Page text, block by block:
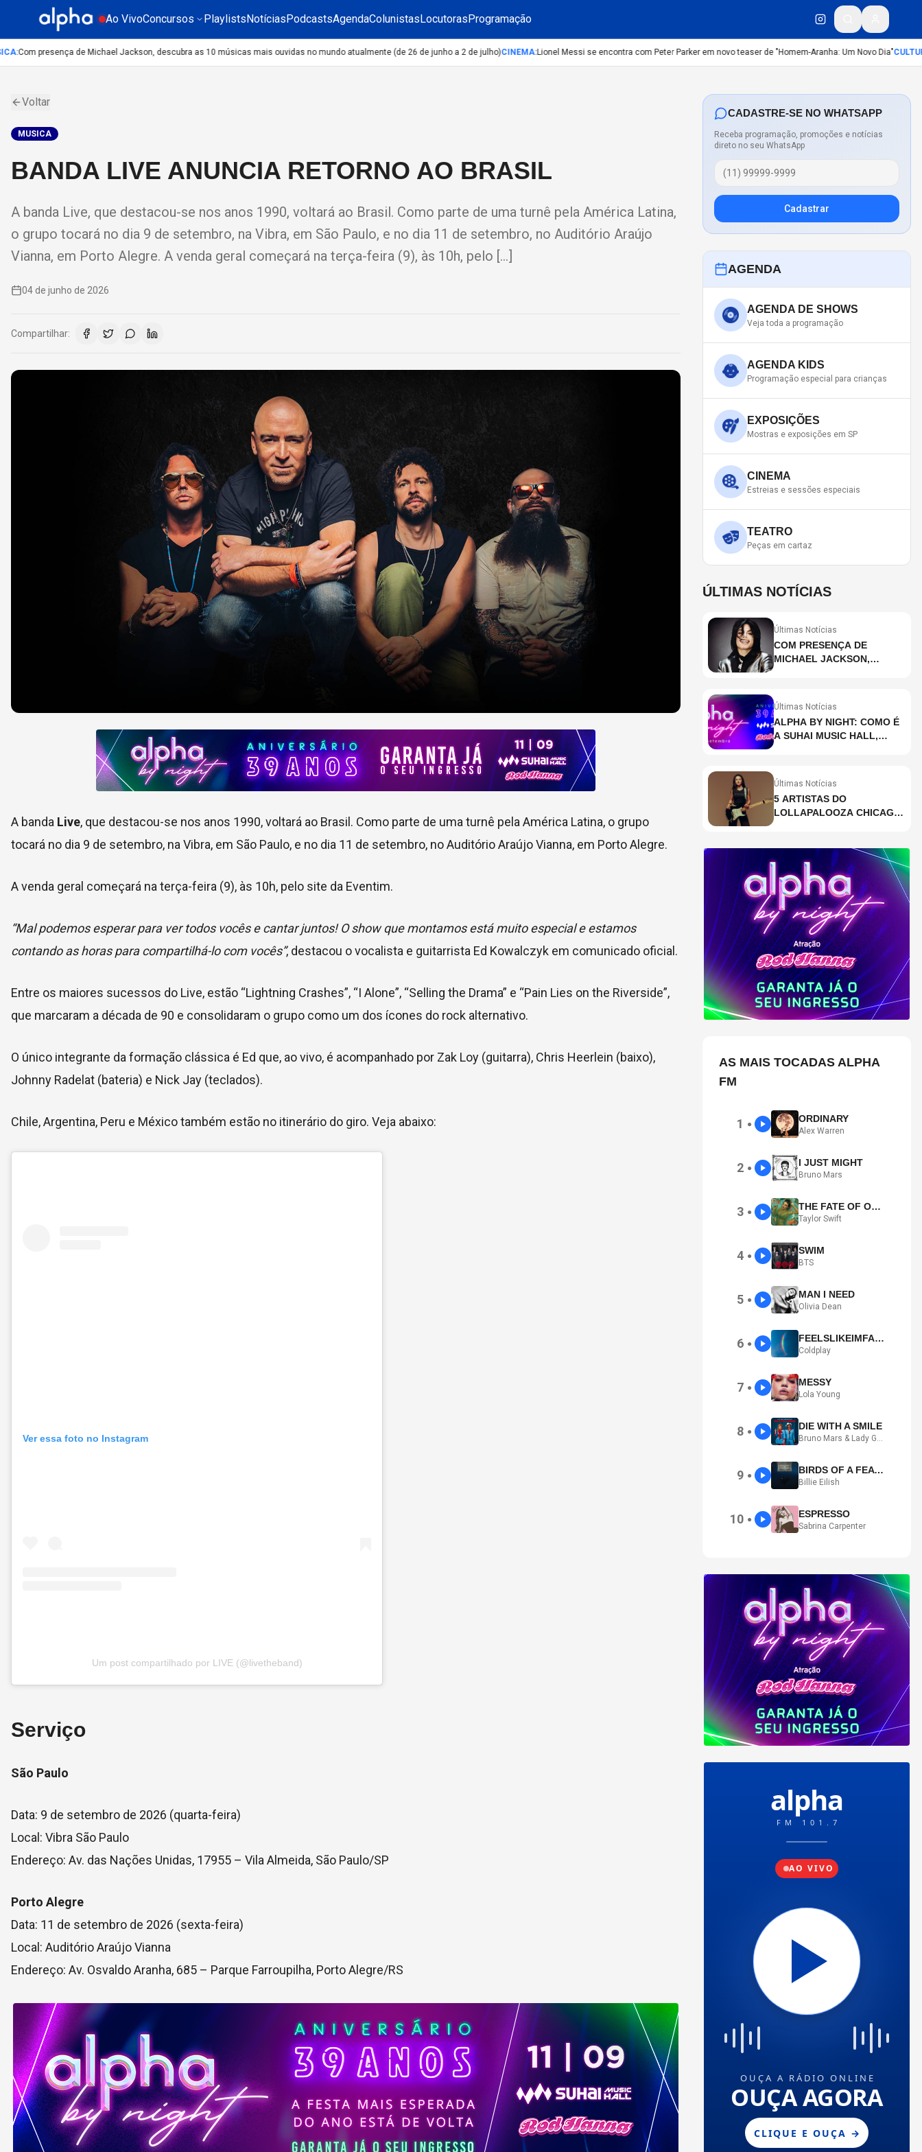
Ao VivoConcursos PlaylistsNotíciasPodcastsAgendaColunistasLocutorasProgramação
:Com presença de Michael Jackson, descubra as 10 músicas mais ouvidas no mundo atualmente (de 26 de junho a 2 de julho)CINEMA:Lionel Messi se encontra com Peter Parker em novo teaser de "Homem-Aranha: Um Novo Dia"CULTURA
Voltar
MUSICA
BANDA LIVE ANUNCIA RETORNO AO BRASIL
A banda Live, que destacou-se nos anos 1990, voltará ao Brasil. Como parte de uma turnê pela América Latina,
o grupo tocará no dia 9 de setembro, na Vibra, em São Paulo, e no dia 11 de setembro, no Auditório Araújo
Vianna, em Porto Alegre. A venda geral começará na terça-feira (9), às 10h, pelo […]
04 de junho de 2026
Compartilhar:
A banda Live, que destacou-se nos anos 1990, voltará ao Brasil. Como parte de uma turnê pela América Latina, o grupo
tocará no dia 9 de setembro, na Vibra, em São Paulo, e no dia 11 de setembro, no Auditório Araújo Vianna, em Porto Alegre.
A venda geral começará na terça-feira (9), às 10h, pelo site da Eventim.
“Mal podemos esperar para ver todos vocês e cantar juntos! O show que montamos está muito especial e estamos
contando as horas para compartilhá-lo com vocês”, destacou o vocalista e guitarrista Ed Kowalczyk em comunicado oficial.
Entre os maiores sucessos do Live, estão “Lightning Crashes”, “I Alone”, “Selling the Drama” e “Pain Lies on the Riverside”,
que marcaram a década de 90 e consolidaram o grupo como um dos ícones do rock alternativo.
O único integrante da formação clássica é Ed que, ao vivo, é acompanhado por Zak Loy (guitarra), Chris Heerlein (baixo),
Johnny Radelat (bateria) e Nick Jay (teclados).
Chile, Argentina, Peru e México também estão no itinerário do giro. Veja abaixo:
Ver essa foto no Instagram
Um post compartilhado por LIVE (@livetheband)
Serviço
São Paulo
Data: 9 de setembro de 2026 (quarta-feira)
Local: Vibra São Paulo
Endereço: Av. das Nações Unidas, 17955 – Vila Almeida, São Paulo/SP
Porto Alegre
Data: 11 de setembro de 2026 (sexta-feira)
Local: Auditório Araújo Vianna
Endereço: Av. Osvaldo Aranha, 685 – Parque Farroupilha, Porto Alegre/RS
CADASTRE-SE NO WHATSAPP
Receba programação, promoções e notícias
direto no seu WhatsApp
Cadastrar
AGENDA
AGENDA DE SHOWS
Veja toda a programação
AGENDA KIDS
Programação especial para crianças
EXPOSIÇÕES
Mostras e exposições em SP
CINEMA
Estreias e sessões especiais
TEATRO
Peças em cartaz
ÚLTIMAS NOTÍCIAS
Últimas Notícias
COM PRESENÇA DE
MICHAEL JACKSON,
ATUALMENTE (DE 26 DE
Últimas Notícias
ALPHA BY NIGHT: COMO É
A SUHAI MUSIC HALL,
PAULO?
Últimas Notícias
5 ARTISTAS DO
LOLLAPALOOZA CHICAGO
AS MAIS TOCADAS ALPHA
FM
1 ● ORDINARY
Alex Warren
2 ● I JUST MIGHT
Bruno Mars
3 ● THE FATE OF OPHELIA
Taylor Swift
4 ● SWIM
BTS
5 ● MAN I NEED
Olivia Dean
6 ● FEELSLIKEIMFALLINGINLOVE
Coldplay
7 ● MESSY
Lola Young
8 ● DIE WITH A SMILE
Bruno Mars & Lady Gaga
9 ● BIRDS OF A FEATHER
Billie Eilish
10 ● ESPRESSO
Sabrina Carpenter